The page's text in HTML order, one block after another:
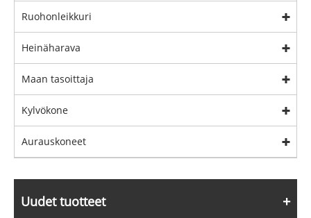
Ruohonleikkuri
Heinäharava
Maan tasoittaja
Kylvökone
Aurauskoneet
Uudet tuotteet